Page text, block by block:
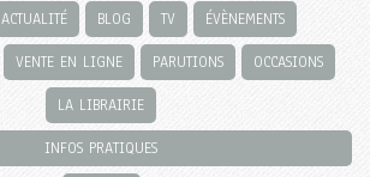
ACTUALITÉ BLOG TV ÉVÈNEMENTS
VENTE EN LIGNE PARUTIONS OCCASIONS
LA LIBRAIRIE
INFOS PRATIQUES